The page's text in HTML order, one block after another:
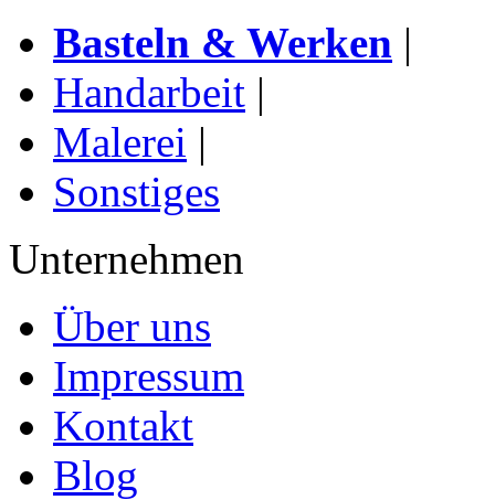
Basteln & Werken |
Handarbeit |
Malerei |
Sonstiges
Unternehmen
Über uns
Impressum
Kontakt
Blog